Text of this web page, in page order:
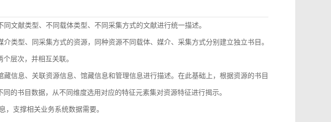
文献类型、不同载体类型、不同采集方式的文献进行统一描述。
类型、同采集方式的资源，同种资源不同载体、媒介、采集方式分别建立独立书目。
层次，并相互关联。
信息、关联资源信息、馆藏信息和管理信息进行描述。在此基础上，根据资源的书目
的书目数据，从不同维度选用对应的特征元素集对资源特征进行揭示。
，支撑相关业务系统数据需要。